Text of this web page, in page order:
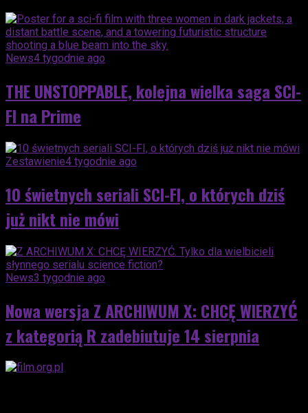
News4 tygodnie ago
THE UNSTOPPABLE, kolejna wielka saga SCI-
FI na Prime
Zestawienie4 tygodnie ago
10 świetnych seriali SCI-FI, o których dziś
już nikt nie mówi
News3 tygodnie ago
Nowa wersja Z ARCHIWUM X: CHCĘ WIERZYĆ
z kategorią R zadebiutuje 14 sierpnia